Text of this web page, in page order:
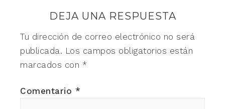
DEJA UNA RESPUESTA
Tu dirección de correo electrónico no será
publicada. Los campos obligatorios están
marcados con *
Comentario *